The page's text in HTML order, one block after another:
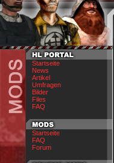
Startseite
News
Artikel
Umfragen
Bilder
Files
FAQ
Startseite
FAQ
Forum